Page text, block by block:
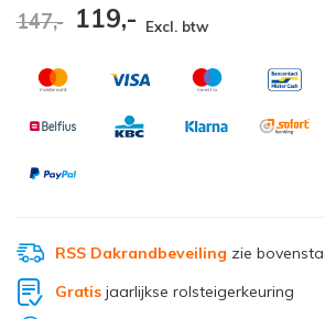
147,- 119,- Excl. btw
RSS Dakrandbeveiling zie
Gratisjaarlijkse rolsteigerkeuring